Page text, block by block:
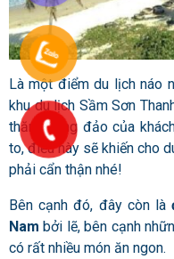
Là một điểm du lịch náo
khu du lịch Sầm Sơn
thăm đông đảo của
to, điều này sẽ khiến cho
phải cẩn thận nhé!
Bên cạnh đó, đây còn là
Nambởi lẽ, bên cạnh
có rất nhiều món ăn ngon.